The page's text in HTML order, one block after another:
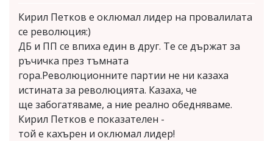
Кирил Петков е оклюмал лидер на провалилата
се революция:)
ДБ и ПП се впиха един в друг. Те се държат за
ръчичка през тъмната
гора.Революционните партии не ни казаха
истината за революцията. Казаха, че
ще забогатяваме, а ние реално обедняваме.
Кирил Петков е показателен -
той е кахърен и оклюмал лидер!